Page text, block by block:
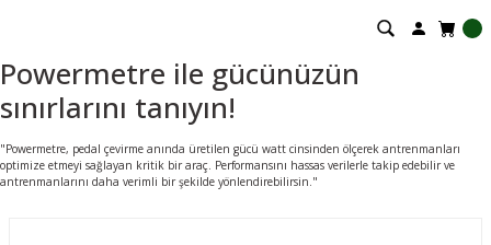
Powermetre ile gücünüzün
sınırlarını tanıyın!
"Powermetre, pedal çevirme anında üretilen gücü watt cinsinden ölçerek antrenmanları
optimize etmeyi sağlayan kritik bir araç. Performansını hassas verilerle takip edebilir ve
antrenmanlarını daha verimli bir şekilde yönlendirebilirsin."